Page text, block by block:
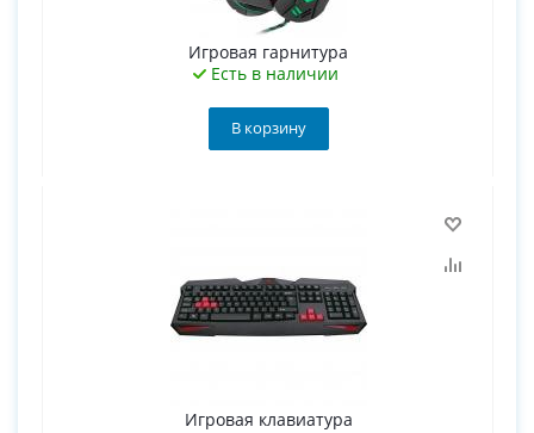
Игровая гарнитура
Есть в наличии
В корзину
Игровая клавиатура